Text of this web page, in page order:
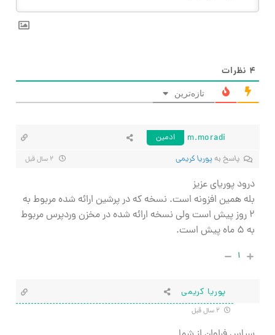
۴ نظرات
تازه‌ترین
m.moradi
ادمین
پاسخ بهپوریا کریمی
درود پوریای عزیز
بله همین افزونه است. نسخه که در پرشین ارائه شده مربوط به
۲ روز پیش است ولی نسخه ارائه شده در مخزن وردپرس مربوط
به ۵ ماه پیش است.
۱
پوریا کریمی